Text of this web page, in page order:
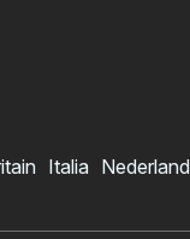
Italia Nederland